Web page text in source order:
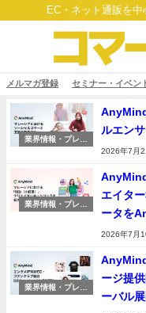
EC・ネット通販を
メルマガ登録 セミナー・イベン
業界情報・プレス
ルエン
2026年7月
業界情報・プレス
エイタ
ータを
2026年7月
業界情報・プレス
ージ提
ーバル